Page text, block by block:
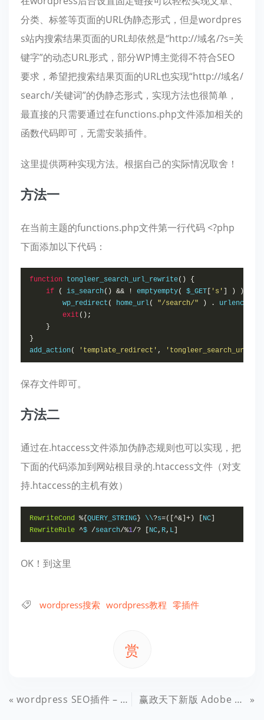
分类、标签等页面的URL伪静态形式，但是wordpres
s站内搜索结果页面的URL却依然是“http://域名/?s=关
键字”的动态URL形式，部分WP博主觉得不符合SEO
要求，希望把搜索结果页面的URL也实现“http://域名/
search/关键词”的伪静态形式，实现方法也很简单，
最直接的只需要通过在functions.php文件添加相关的
函数代码即可，无需安装插件。
这里提供两种实现方法。根据自己的实际情况取舍！
方法一
在当前主题的functions.php文件第一行代码 <?php
下面添加以下代码：
function tongleer_search_url_rewrite()
{
if
( is_search() && ! emptyempty( $_GET 's' ) )
        wp_redirect
( home_url( "/search/" ) . urlencode
exit ();
}
}
add_action( 'template_redirect' ,
保存文件即可。
方法二
通过在.htaccess文件添加伪静态规则也可以实现，把
下面的代码添加到网站根目录的.htaccess文件（对支
持.htaccess的主机有效）
RewriteCond %{ QUERY_STRING } \\?s=([^&]+) NC
RewriteRule ^$ /search/%1/? NC, R, L
OK！到这里
wordpress搜索 wordpress教程 零插件
赏
wordpress SEO插件 – WordPress SEO by Yoast 赢政天下新版 Adobe CS6 v4.2 多语言大师版 32位/64位 最终纪念版 最新免费下载地址